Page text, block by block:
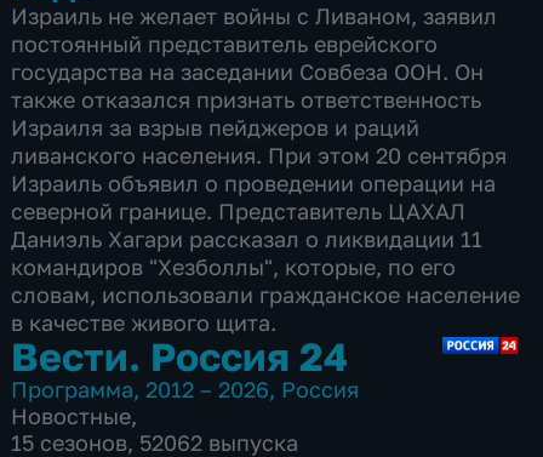
Израиль не желает войны с Ливаном, заявил
постоянный представитель еврейского
государства на заседании Совбеза ООН. Он
также отказался признать ответственность
Израиля за взрыв пейджеров и раций
ливанского населения. При этом 20 сентября
Израиль объявил о проведении операции на
северной границе. Представитель ЦАХАЛ
Даниэль Хагари рассказал о ликвидации 11
командиров "Хезболлы", которые, по его
словам, использовали гражданское население
в качестве живого щита.
Вести. Россия 24
Программа, 2012 – 2026, Россия
Новостные,
15 сезонов, 52062 выпуска